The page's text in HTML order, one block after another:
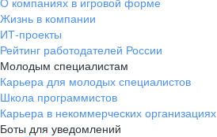
Жизнь в компании
ИТ-проекты
Рейтинг работодателей России
Молодым специалистам
Карьера для молодых специалистов
Школа программистов
Карьера в некоммерческих организациях
Боты для уведомлений